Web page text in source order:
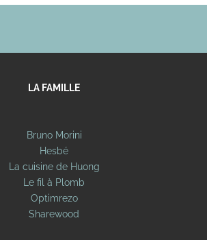
LA FAMILLE
Bruno Morini
Hesbé
La cuisine de Huong
Le fil à Plomb
Optimrezo
Sharewood